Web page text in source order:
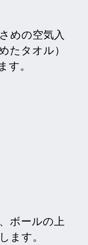
めの空気入
たタオル）
。
ボールの上
ます。